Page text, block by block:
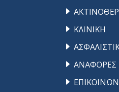
ΚΛΙΝΙΚΗ
ΑΝΑΦΟΡΕΣ